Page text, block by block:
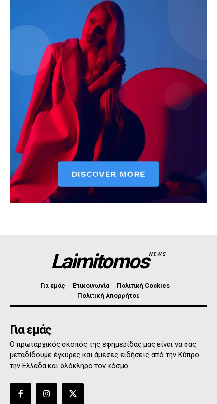
LaimitomosNEWS
Για εμάς Επικοινωνία
Πολιτική Cookies
Πολιτική Απορρήτου
Για εμάς
Ο πρωταρχικός σκοπός της εφημερίδας μας είναι να σας
μεταδίδουμε έγκυρες και άμεσες ειδήσεις από την Κύπρο
την Ελλάδα και όλόκληρο τον κόσμο.